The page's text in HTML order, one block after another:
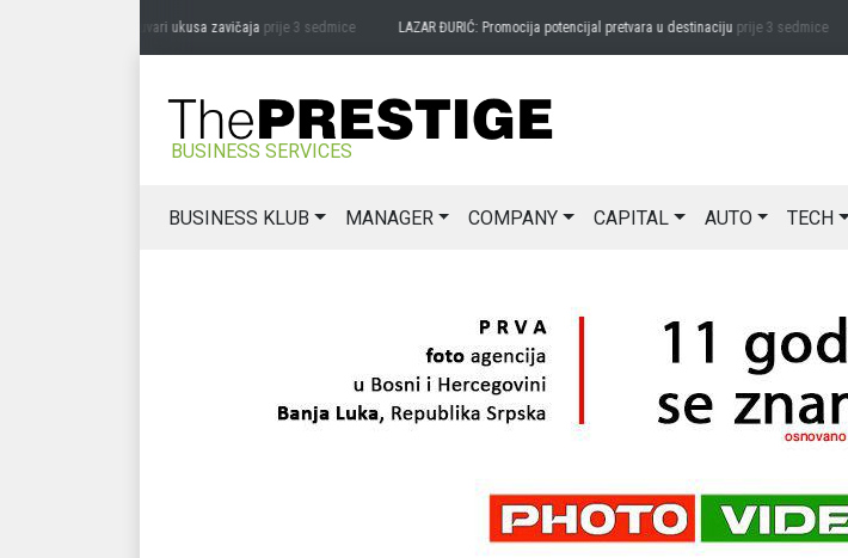
MIĆANOVIĆ: Čuvari ukusa zavičajaprije 3 sedmice LAZAR ĐURIĆ: Promocija potencijal pretvara u destinacijuprije 3 sedmice
BUSINESS SERVICES
BUSINESS KLUB MANAGER COMPANY CAPITAL AUTO TECH